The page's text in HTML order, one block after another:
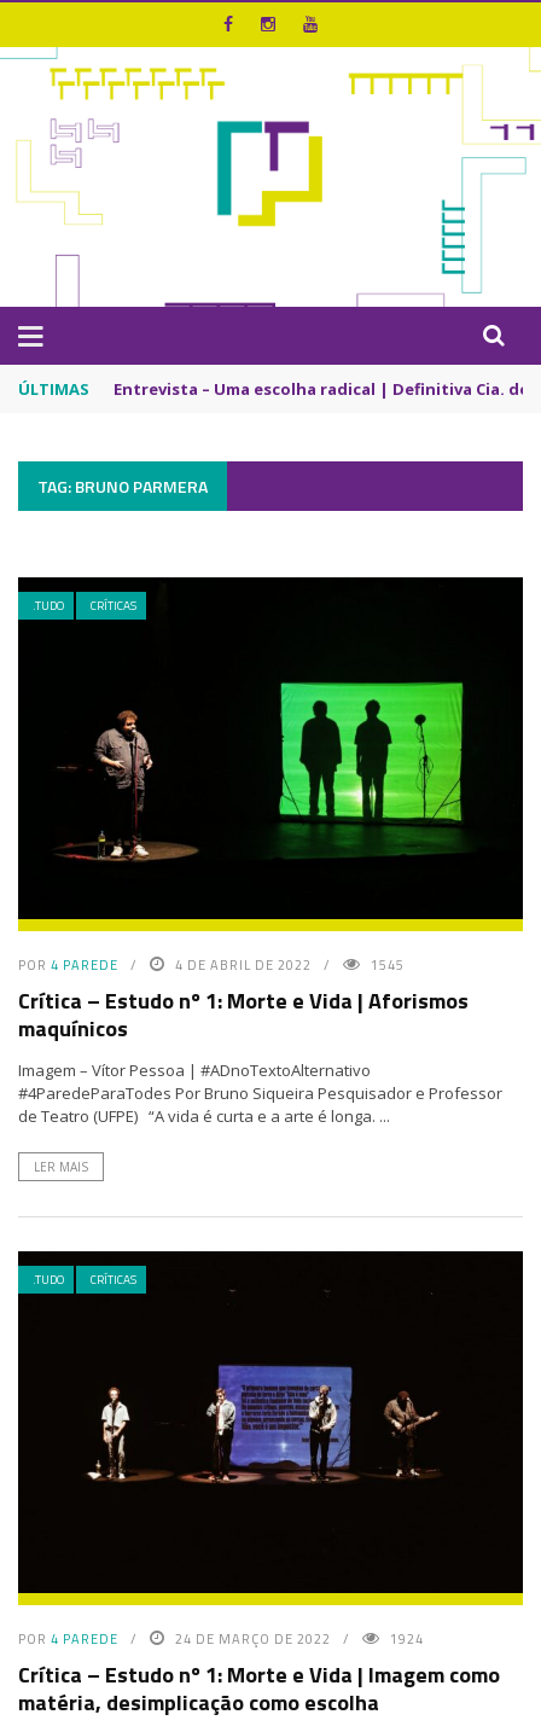
ÚLTIMAS Entrevista – Uma escolha radical | Definitiva Cia. de
TAG: BRUNO PARMERA
.TUDO CRÍTICAS
POR 4 PAREDE 4 DE ABRIL DE 2022 1545
Crítica – Estudo nº 1: Morte e Vida | Aforismos
maquínicos
Imagem – Vítor Pessoa | #ADnoTextoAlternativo
#4ParedeParaTodes Por Bruno Siqueira Pesquisador e Professor
de Teatro (UFPE) “A vida é curta e a arte é longa. ...
LER MAIS
.TUDO CRÍTICAS
POR 4 PAREDE 24 DE MARÇO DE 2022 1924
Crítica – Estudo nº 1: Morte e Vida | Imagem como
matéria, desimplicação como escolha